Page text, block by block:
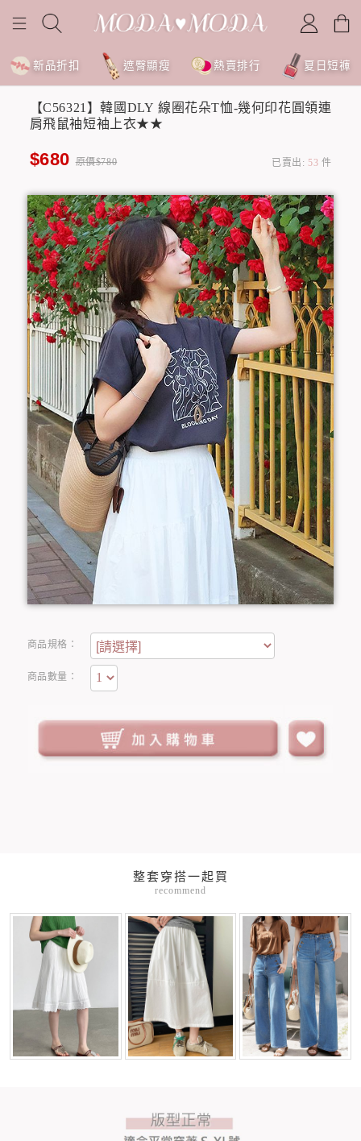
新品折扣 遮臀顯瘦 熱賣排行 夏日短褲
【C56321】韓國DLY 線圈花朵T恤-幾何印花圓領連
肩飛鼠袖短袖上衣★★
$680 原價$780 已賣出: 53 件
商品規格：
商品數量：
整套穿搭一起買
recommend